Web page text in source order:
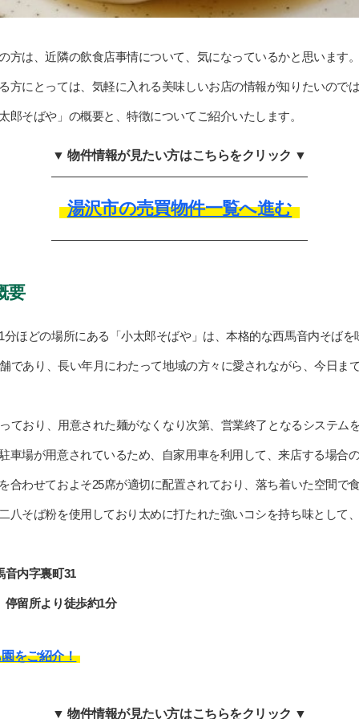
方は、近隣の飲食店事情について、気になっているかと思います
方にとっては、気軽に入れる美味しいお店の情報が知りたいので
郎そばや」の概要と、特徴についてご紹介いたします。
▼ 物件情報が見たい方はこちらをクリック ▼
湯沢市の売買物件一覧へ進む
要
ほどの場所にある「小太郎そばや」は、本格的な西馬音内そば
であり、長い年月にわたって地域の方々に愛されながら、今日ま
ており、用意された麺がなくなり次第、営業終了となるシステム
車場が用意されているため、自家用車を利用して、来店する場合
合わせておよそ25席が適切に配置されており、落ち着いた空間で
八そば粉を使用しており太めに打たれた強いコシを持ち味として
音内字裏町31
停留所より徒歩約1分
をご紹介！
▼ 物件情報が見たい方はこちらをクリック ▼